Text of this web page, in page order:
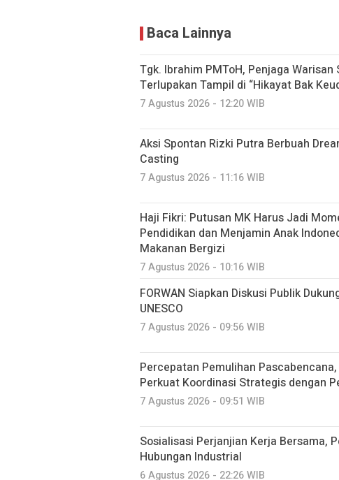
Baca Lainnya
Tgk. Ibrahim PMToH, Penjaga
Terlupakan Tampil di “Hikayat Bak
7 Agustus 2026 - 12:20 WIB
Aksi Spontan Rizki Putra Berbuah
Casting
7 Agustus 2026 - 11:16 WIB
Haji Fikri: Putusan MK Harus Jadi
Pendidikan dan Menjamin Anak
Makanan Bergizi
7 Agustus 2026 - 10:16 WIB
FORWAN Siapkan Diskusi Publik
UNESCO
7 Agustus 2026 - 09:56 WIB
Percepatan Pemulihan
Perkuat Koordinasi Strategis dengan
7 Agustus 2026 - 09:51 WIB
Sosialisasi Perjanjian Kerja Bersama,
Hubungan Industrial
6 Agustus 2026 - 22:26 WIB